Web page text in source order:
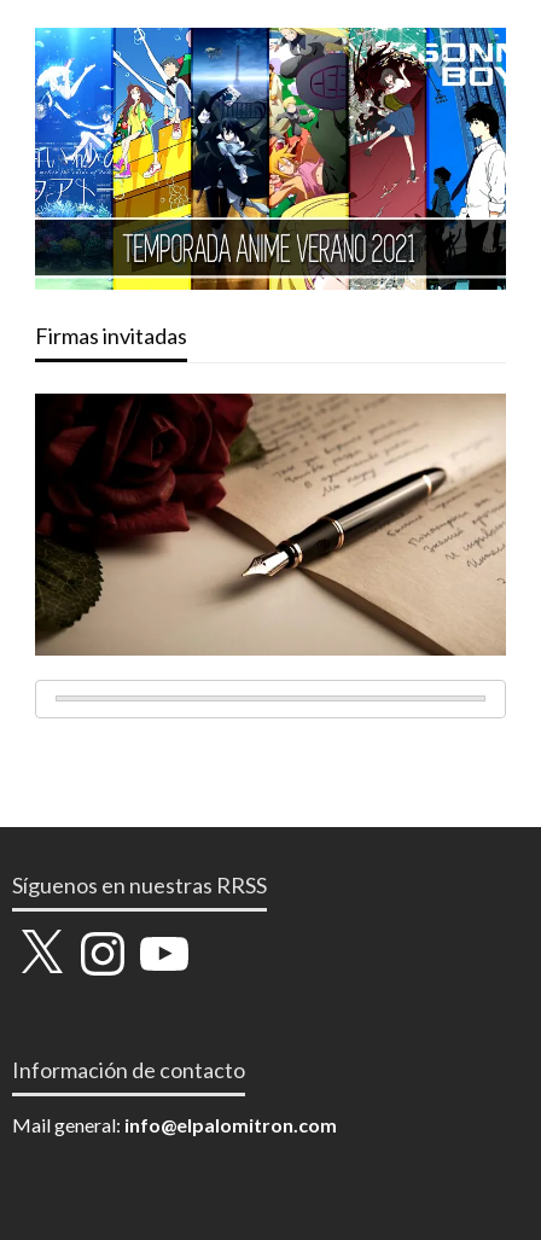
Firmas invitadas
Síguenos en nuestras RRSS
X InstagramYouTube
Información de contacto
Mail general: info@elpalomitron.com